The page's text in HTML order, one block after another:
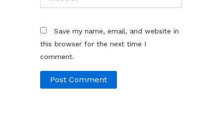
Save my name, email, and website in
this browser for the next time I
comment.